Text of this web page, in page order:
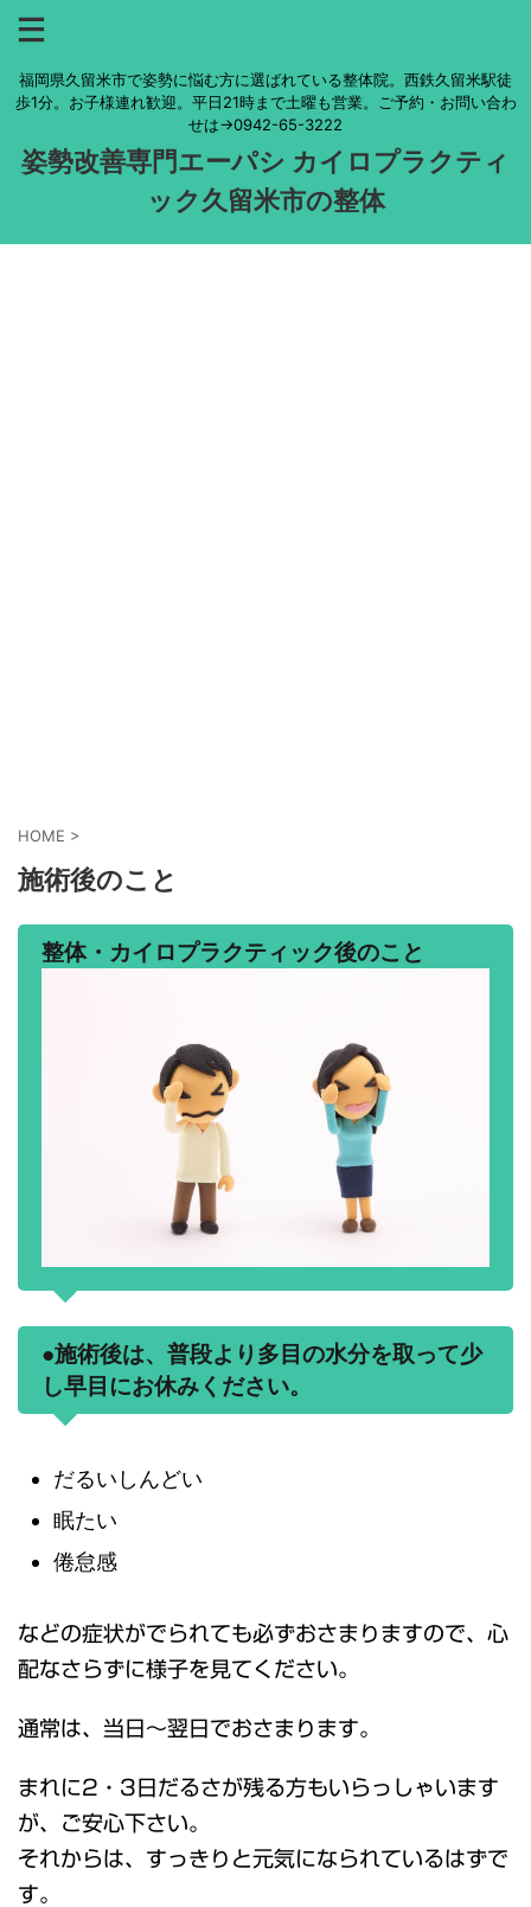
福岡県久留米市で姿勢に悩む方に選ばれている整体院。西鉄久留米駅徒
歩1分。お子様連れ歓迎。平日21時まで土曜も営業。ご予約・お問い合わ
せは→0942-65-3222
姿勢改善専門エーパシ カイロプラクティ
ック久留米市の整体
HOME >
施術後のこと
整体・カイロプラクティック後のこと
●施術後は、普段より多目の水分を取って少
し早目にお休みください。
だるいしんどい
眠たい
倦怠感
などの症状がでられても必ずおさまりますので、心
配なさらずに様子を見てください。
通常は、当日～翌日でおさまります。
まれに2・3日だるさが残る方もいらっしゃいます
が、ご安心下さい。
それからは、すっきりと元気になられているはずで
す。